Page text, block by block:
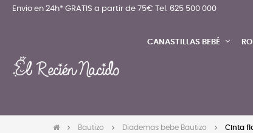
Envio en 24h* GRATIS a partir de 75€ Tel. 625 500 000
CANASTILLAS BEBÉ
Bautizo Diademas bebe Bautizo Cinta